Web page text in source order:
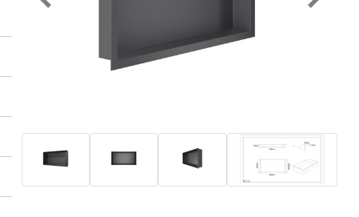
Previous Next